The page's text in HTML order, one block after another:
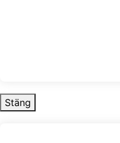
Stäng